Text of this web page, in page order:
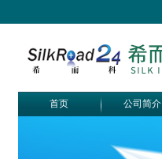
首页 公司简介